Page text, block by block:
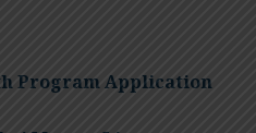
Program Application